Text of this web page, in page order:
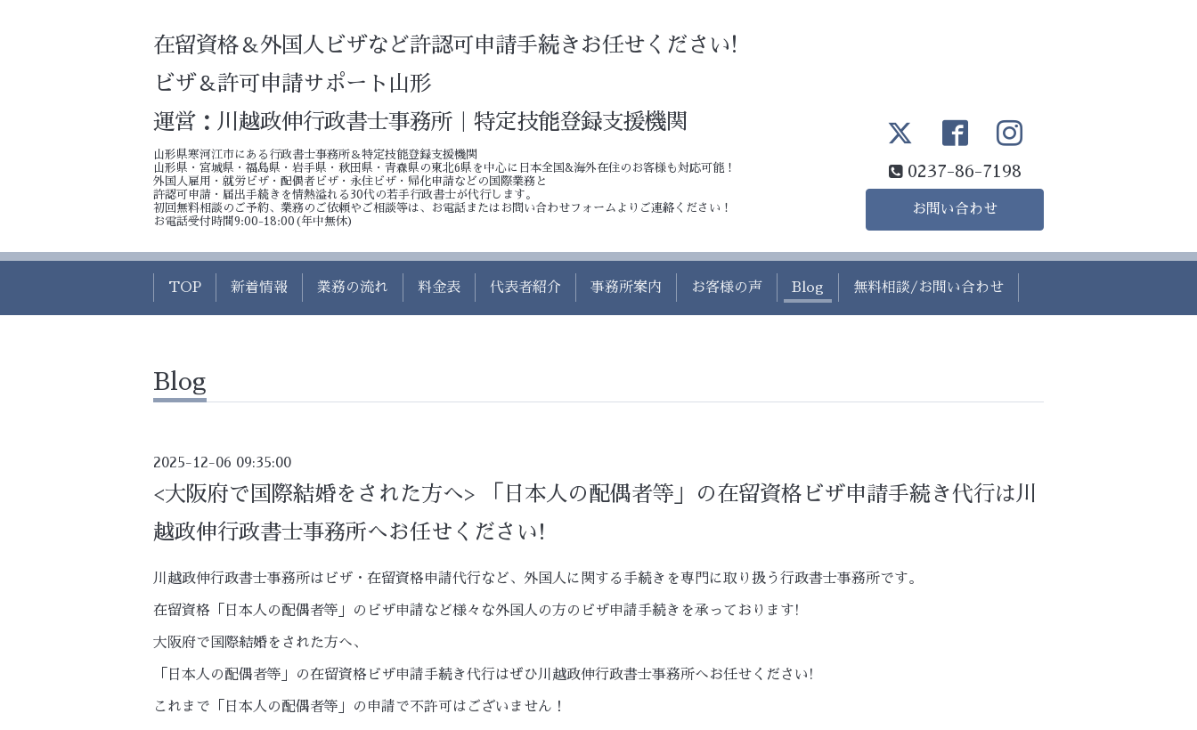
在留資格＆外国人ビザなど許認可申請手続きお任せください!
ビザ＆許可申請サポート山形
運営：川越政伸行政書士事務所｜特定技能登録支援機関
山形県寒河江市にある行政書士事務所＆特定技能登録支援機関
山形県・宮城県・福島県・岩手県・秋田県・青森県の東北6県を中心に日本全国&海外在住のお客様も対応可能！
外国人雇用・就労ビザ・配偶者ビザ・永住ビザ・帰化申請などの国際業務と
許認可申請・届出手続きを情熱溢れる30代の若手行政書士が代行します。
初回無料相談のご予約、業務のご依頼やご相談等は、お電話またはお問い合わせフォームよりご連絡ください！
お電話受付時間9:00-18:00(年中無休)
0237-86-7198
お問い合わせ
TOP 新着情報 業務の流れ 料金表 代表者紹介 事務所案内 お客様の声 Blog 無料相談/お問い合わせ
Blog
2025-12-06 09:35:00
<大阪府で国際結婚をされた方へ> 「日本人の配偶者等」の在留資格ビザ申請手続き代行は川
越政伸行政書士事務所へお任せください!
川越政伸行政書士事務所はビザ・在留資格申請代行など、外国人に関する手続きを専門に取り扱う行政書士事務所です。
在留資格「日本人の配偶者等」のビザ申請など様々な外国人の方のビザ申請手続きを承っております!
大阪府で国際結婚をされた方へ、
「日本人の配偶者等」の在留資格ビザ申請手続き代行はぜひ川越政伸行政書士事務所へお任せください!
これまで「日本人の配偶者等」の申請で不許可はございません！